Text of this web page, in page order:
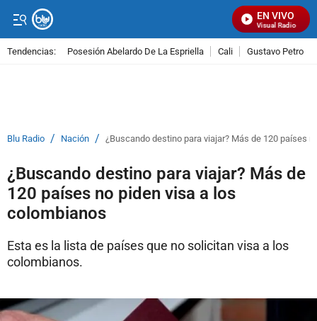
EN VIVO
Señal Visual Radio
Tendencias: Posesión Abelardo De La Espriella Cali Gustavo Petro
Blu Radio / Nación / ¿Buscando destino para viajar? Más de 120 países
¿Buscando destino para viajar? Más de
120 países no piden visa a los
colombianos
Esta es la lista de países que no solicitan visa a los
colombianos.